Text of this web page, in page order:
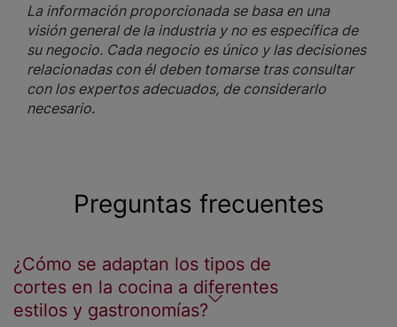
La información proporcionada se basa en una
visión general de la industria y no es específica de
su negocio. Cada negocio es único y las decisiones
relacionadas con él deben tomarse tras consultar
con los expertos adecuados, de considerarlo
necesario.
Preguntas frecuentes
¿Cómo se adaptan los tipos de
cortes en la cocina a diferentes
estilos y gastronomías?